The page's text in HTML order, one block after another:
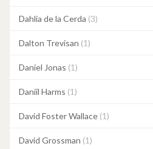
Dahlia de la Cerda (3)
Dalton Trevisan (1)
Daniel Jonas (1)
Daniil Harms (1)
David Foster Wallace (1)
David Grossman (1)